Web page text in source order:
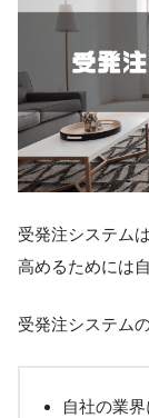
受発注システム
高めるためには
受発注システム
自社の業